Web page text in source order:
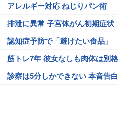
アレルギー対応 ねじりパン術
排泄に異常 子宮体がん初期症状
認知症予防で「避けたい食品」
筋トレ7年 彼女なしも肉体は別格
診察は5分しかできない 本音告白